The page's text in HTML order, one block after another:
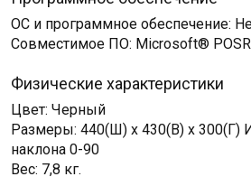
ОС и программное обеспечение:
Совместимое ПО: Microsoft®
Физические характеристики
Цвет: Черный
Размеры: 440(Ш) x 430(В) x 300(Г)
наклона 0-90
Вес: 7,8 кг.